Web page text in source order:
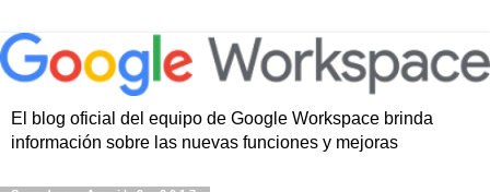
El blog oficial del equipo de Google Workspace brinda
información sobre las nuevas funciones y mejoras